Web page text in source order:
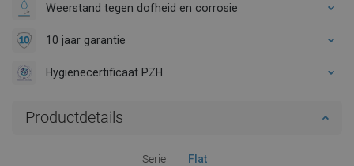
Weerstand tegen dofheid en corrosie
10 jaar garantie
Hygienecertificaat PZH
Productdetails
Serie Flat